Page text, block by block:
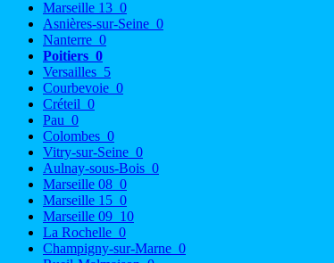
Marseille 13 0
Asnières-sur-Seine 0
Nanterre 0
Poitiers 0
Versailles 5
Courbevoie 0
Créteil 0
Pau 0
Colombes 0
Vitry-sur-Seine 0
Aulnay-sous-Bois 0
Marseille 08 0
Marseille 15 0
Marseille 09 10
La Rochelle 0
Champigny-sur-Marne 0